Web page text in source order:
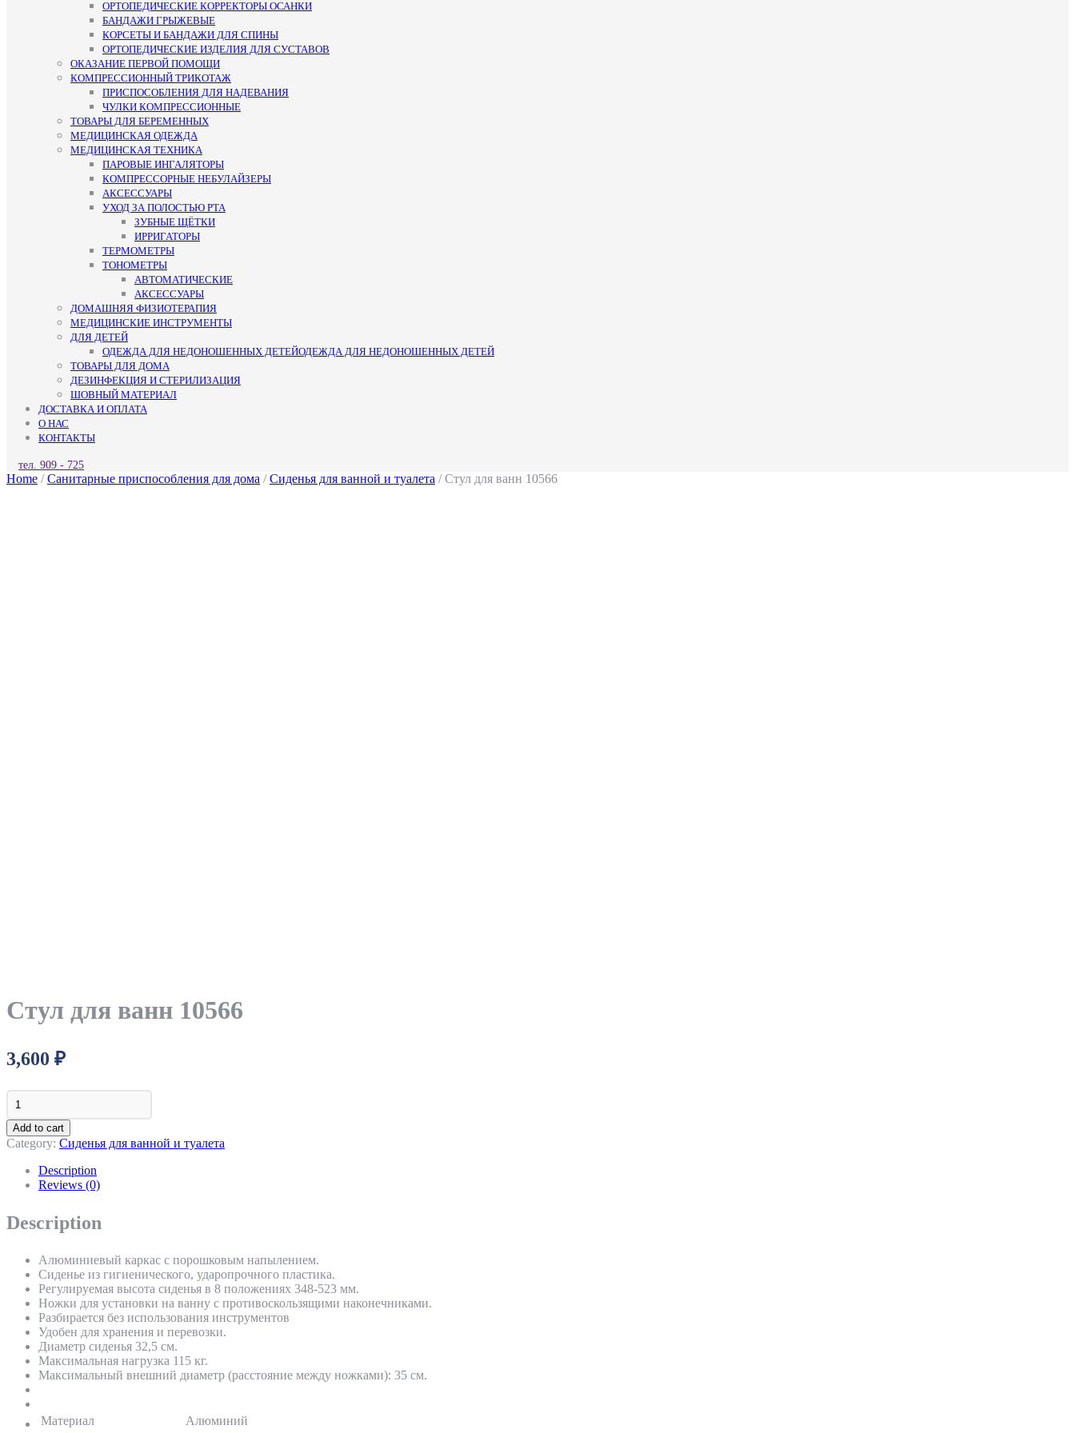
ОРТОПЕДИЧЕСКИЕ КОРРЕКТОРЫ ОСАНКИ
БАНДАЖИ ГРЫЖЕВЫЕ
КОРСЕТЫ И БАНДАЖИ ДЛЯ СПИНЫ
ОРТОПЕДИЧЕСКИЕ ИЗДЕЛИЯ ДЛЯ СУСТАВОВ
ОКАЗАНИЕ ПЕРВОЙ ПОМОЩИ
КОМПРЕССИОННЫЙ ТРИКОТАЖ
ПРИСПОСОБЛЕНИЯ ДЛЯ НАДЕВАНИЯ
ЧУЛКИ КОМПРЕССИОННЫЕ
ТОВАРЫ ДЛЯ БЕРЕМЕННЫХ
МЕДИЦИНСКАЯ ОДЕЖДА
МЕДИЦИНСКАЯ ТЕХНИКА
ПАРОВЫЕ ИНГАЛЯТОРЫ
КОМПРЕССОРНЫЕ НЕБУЛАЙЗЕРЫ
АКСЕССУАРЫ
УХОД ЗА ПОЛОСТЬЮ РТА
ЗУБНЫЕ ЩЁТКИ
ИРРИГАТОРЫ
ТЕРМОМЕТРЫ
ТОНОМЕТРЫ
АВТОМАТИЧЕСКИЕ
АКСЕССУАРЫ
ДОМАШНЯЯ ФИЗИОТЕРАПИЯ
МЕДИЦИНСКИЕ ИНСТРУМЕНТЫ
ДЛЯ ДЕТЕЙ
ОДЕЖДА ДЛЯ НЕДОНОШЕННЫХ ДЕТЕЙОДЕЖДА ДЛЯ НЕДОНОШЕННЫХ ДЕТЕЙ
ТОВАРЫ ДЛЯ ДОМА
ДЕЗИНФЕКЦИЯ И СТЕРИЛИЗАЦИЯ
ШОВНЫЙ МАТЕРИАЛ
ДОСТАВКА И ОПЛАТА
О НАС
КОНТАКТЫ
КНОПКА
ЗАКРЫТЬ
тел. 909 - 725
Home /Санитарные приспособления для дома /Сиденья для ванной и туалета / Стул для ванн 10566
Стул для ванн 10566
3,600 ₽
Стул
для
ванн
10566
quantity
Add to cart
Category: Сиденья для ванной и туалета
Description
Reviews (0)
Description
Алюминиевый каркас с порошковым напылением.
Сиденье из гигиенического, ударопрочного пластика.
Регулируемая высота сиденья в 8 положениях 348-523 мм.
Ножки для установки на ванну с противоскользящими наконечниками.
Разбирается без использования инструментов
Удобен для хранения и перевозки.
Диаметр сиденья 32,5 см.
Максимальная нагрузка 115 кг.
Максимальный внешний диаметр (расстояние между ножками): 35 см.
Материал
Алюминий